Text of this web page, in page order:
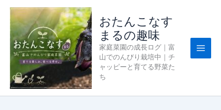
おたんこなす
まるの趣味
家庭菜園の成長ログ｜富
山でのんびり栽培中｜チ
ャッピーと育てる野菜た
ち